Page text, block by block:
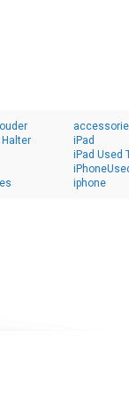
iPad
iPad Used
iphone